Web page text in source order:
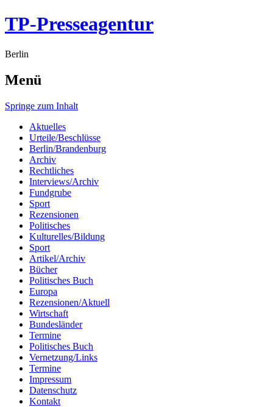
TP-Presseagentur
Berlin
Menü
Springe zum Inhalt
Aktuelles
Urteile/Beschlüsse
Berlin/Brandenburg
Archiv
Rechtliches
Interviews/Archiv
Fundgrube
Sport
Rezensionen
Politisches
Kulturelles/Bildung
Sport
Artikel/Archiv
Bücher
Politisches Buch
Europa
Rezensionen/Aktuell
Wirtschaft
Bundesländer
Termine
Politisches Buch
Vernetzung/Links
Termine
Impressum
Datenschutz
Kontakt